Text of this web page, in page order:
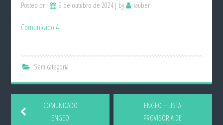
Posted on 9 de outubro de 2024 by rauber
Comunicado 4
Sem categoria
COMUNICADO
ENGEO
ENGEO – LISTA
PROVISÓRIA DE